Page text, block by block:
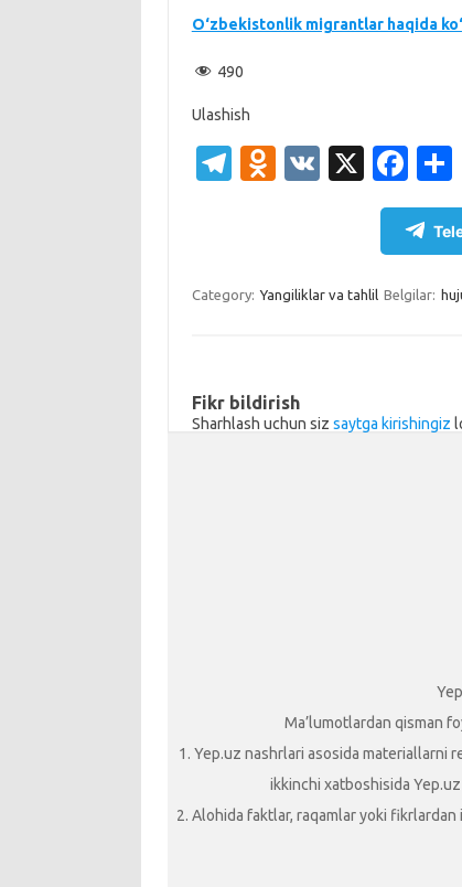
O‘zbekistonlik migrantlar haqida
490
Ulashish
T
a
O
kl
ik
V
X
Fa
c
e
o
Category: Yangiliklar va tahlil Belgilar:
Fikr bildirish
Sharhlash uchun siz saytga kirishingiz
Ma’lumotlardan qisman
1. Yep.uz nashrlari asosida materiallarni
ikkinchi xatboshisida
2. Alohida faktlar, raqamlar yoki